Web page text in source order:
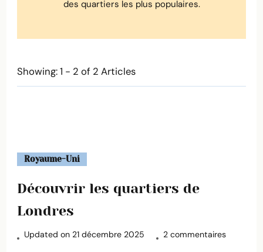
des quartiers les plus populaires.
Showing: 1 - 2 of 2 Articles
Royaume-Uni
Découvrir les quartiers de
Londres
Updated on 21 décembre 2025 2 commentairessur